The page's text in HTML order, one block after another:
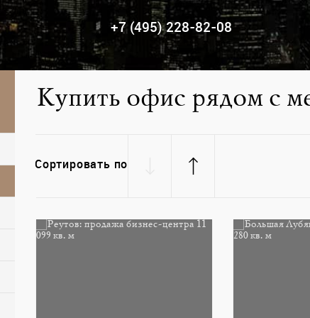
+7 (495) 228-82-08
Купить офис рядом с
Сортировать по